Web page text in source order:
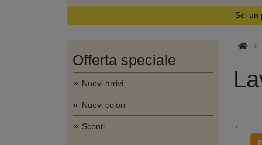
Sei un
Offerta speciale
Nuovi arrivi
Nuovi colori
Sconti